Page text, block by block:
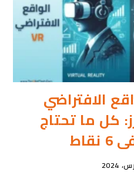
الافتراضي
كل ما تحتاج